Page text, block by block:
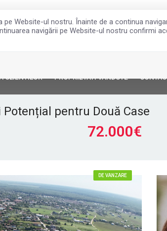
Website-ul nostru. Înainte de a continua
navigării pe Website-ul nostru confirmi
CLIENTILOR PROPRIETATI VANDUTE
pentru Două Case
72.000€
DE VANZARE